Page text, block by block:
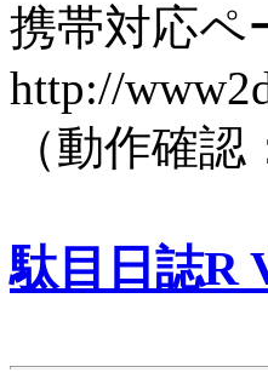
携帯対応ペ
http://
（動作確
駄目日誌R